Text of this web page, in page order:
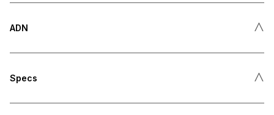
ADN ˄
Specs ˄